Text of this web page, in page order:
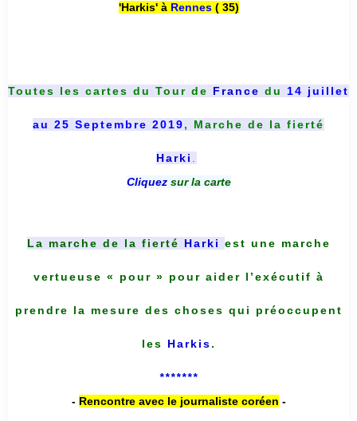
'Harkis' à Rennes( 35)
Toutes les cartes du Tour de France du 14 juillet
au 25 Septembre 2019, Marche de la fierté
Harki
Cliquez sur la carte
La marche de la fierté Harki est une marche
vertueuse « pour » pour aider l’exécutif à
prendre la mesure des choses qui préoccupent
les Harkis.
*******
- Rencontre avec le journaliste coréen -